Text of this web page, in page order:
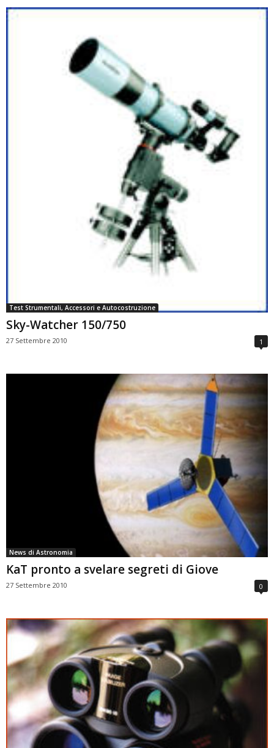
Test Strumentali, Accessori e Autocostruzione
Sky-Watcher 150/750
27 Settembre 2010 1
News di Astronomia
KaT pronto a svelare segreti di Giove
27 Settembre 2010 0